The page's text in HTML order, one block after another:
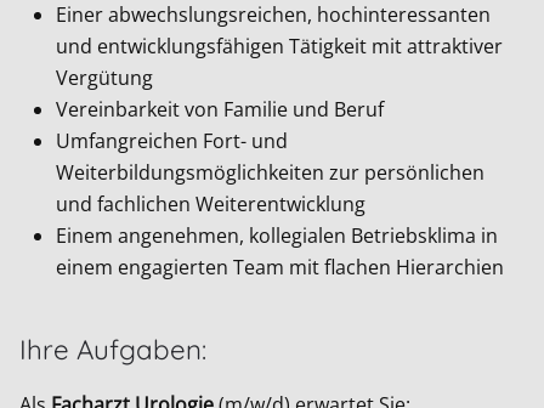
Einer abwechslungsreichen, hochinteressanten
und entwicklungsfähigen Tätigkeit mit attraktiver
Vergütung
Vereinbarkeit von Familie und Beruf
Umfangreichen Fort- und
Weiterbildungsmöglichkeiten zur persönlichen
und fachlichen Weiterentwicklung
Einem angenehmen, kollegialen Betriebsklima in
einem engagierten Team mit flachen Hierarchien
Ihre Aufgaben: